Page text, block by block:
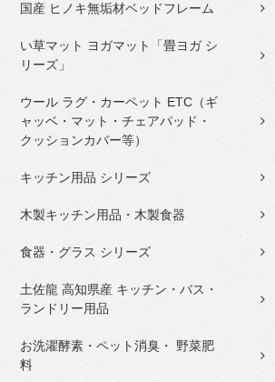
国産 ヒノキ無垢材ベッドフレーム
い草マット ヨガマット「畳ヨガ シ
リーズ」
ウール ラグ・カーペット ETC（ギ
ャッベ・マット・チェアパッド・
クッションカバー等）
キッチン用品 シリーズ
木製キッチン用品・木製食器
食器・グラス シリーズ
土佐龍 高知県産 キッチン・バス・
ランドリー用品
お洗濯酵素・ペット消臭・ 野菜肥
料